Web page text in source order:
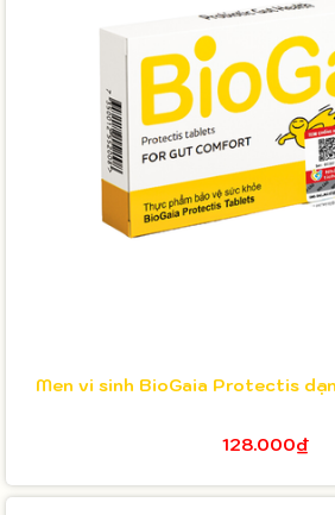
Men vi sinh BioGaia Protectis
128.000₫